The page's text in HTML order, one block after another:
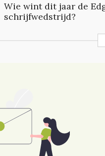
Wie wint dit jaar de
schrijfwedstrijd?